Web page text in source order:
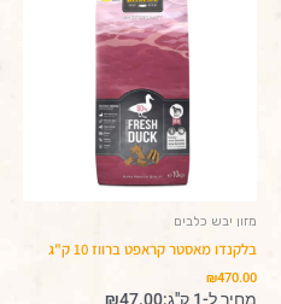
מזון יבש כלבים
בלקנדו מאסטר קראפט ברווז 10 ק"ג
₪470.00
מחיר ל-1 ק"ג: ₪47.00